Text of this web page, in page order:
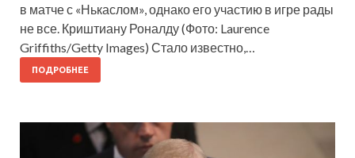
в матче с «Нькаслом», однако его участию в игре рады
не все. Криштиану Роналду (Фото: Laurence
Griffiths/Getty Images) Стало известно,…
ПОДРОБНЕЕ